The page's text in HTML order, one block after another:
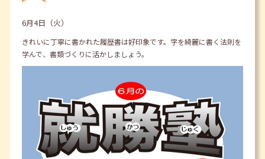
6月4日（火）
きれいに丁寧に書かれた履歴書は好印象です。字を綺麗に書く法則を
学んで、書類づくりに活かしましょう。